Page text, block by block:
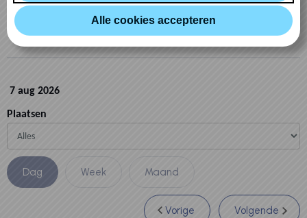
Om je tijd te selecteren, klik je op het gewenste tijdsslot
7 aug 2026
Plaatsen
Vorige Volgende